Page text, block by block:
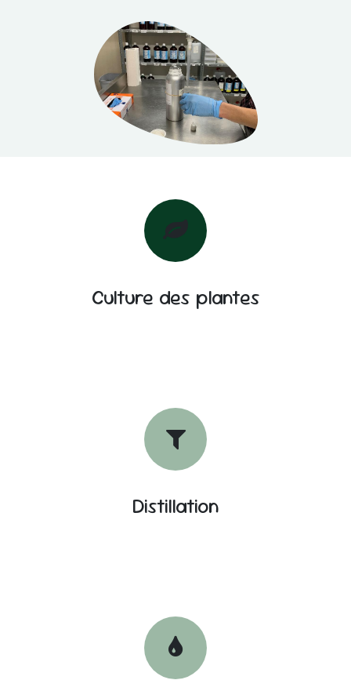
Culture des plantes
Distillation